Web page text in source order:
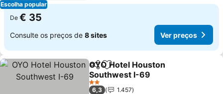
Escolha popular
De € 35
Consulte os preços de 8 sites Ver preços
PartilharAdicionar aos favoritos
OYO Hotel Houston
Southwest I-69
Ver preços
2 Estrelas
6,3
1.457